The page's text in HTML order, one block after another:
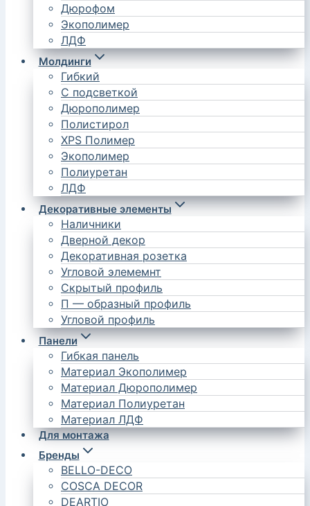
Дюрофом
Экополимер
ЛДФ
Молдинги
Гибкий
С подсветкой
Дюрополимер
Полистирол
XPS Полимер
Экополимер
Полиуретан
ЛДФ
Декоративные элементы
Наличники
Дверной декор
Декоративная розетка
Угловой элемемнт
Скрытый профиль
П — образный профиль
Угловой профиль
Панели
Гибкая панель
Материал Экополимер
Материал Дюрополимер
Материал Полиуретан
Материал ЛДФ
Для монтажа
Бренды
BELLO-DECO
COSCA DECOR
DEARTIO